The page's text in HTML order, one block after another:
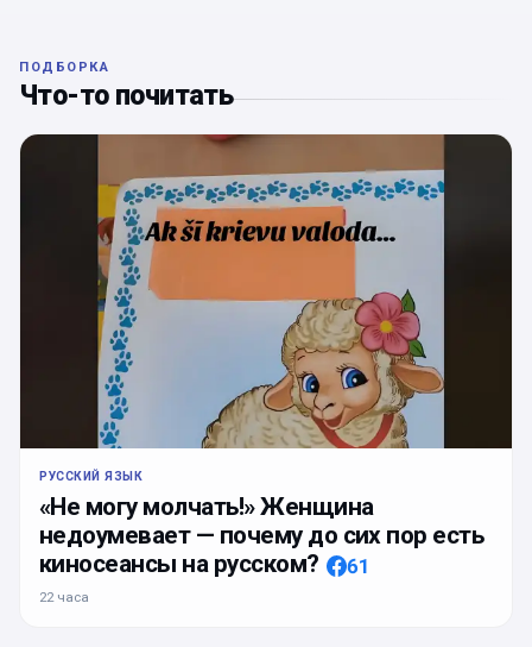
ПОДБОРКА
Что-то почитать
РУССКИЙ ЯЗЫК
«Не могу молчать!» Женщина
недоумевает — почему до сих пор есть
киносеансы на русском?
61
22 часа